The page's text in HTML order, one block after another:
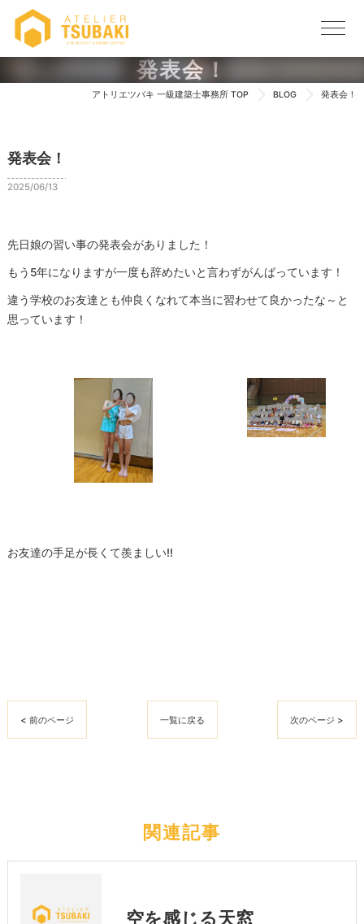
発表会！
アトリエツバキ 一級建築士事務所 TOP BLOG 発表会！
発表会！
2025/06/13
先日娘の習い事の発表会がありました！
もう5年になりますが一度も辞めたいと言わずがんばっています！
違う学校のお友達とも仲良くなれて本当に習わせて良かったな～と
思っています！
お友達の手足が長くて羨ましい!!
< 前のページ 一覧に戻る 次のページ >
関連記事
空を感じる天窓